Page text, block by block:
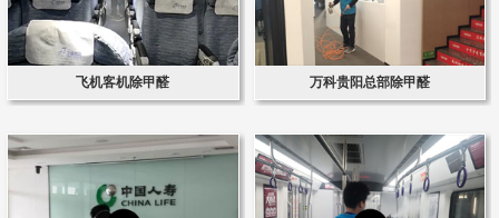
飞机客机除甲醛 万科贵阳总部除甲醛